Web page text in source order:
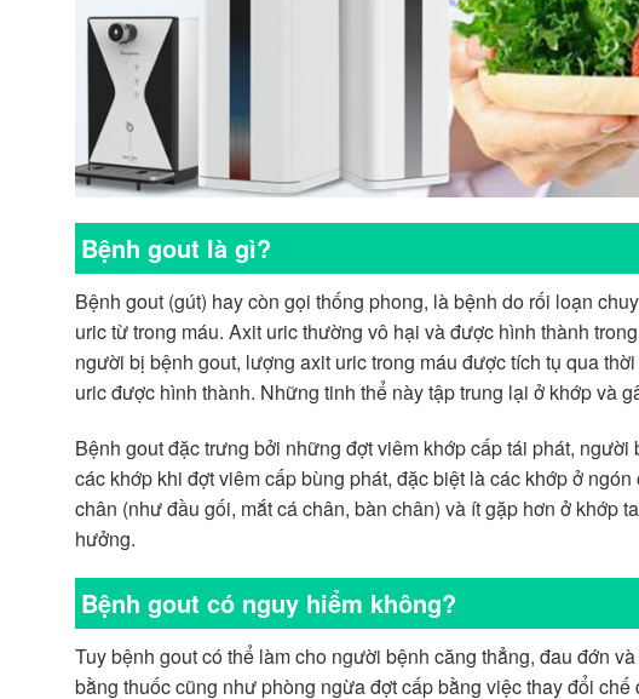
Bệnh gout là gì?
Bệnh gout (gút) hay còn gọi thống phong, là bệnh do rối loạn
uric từ trong máu. Axit uric thường vô hại và được hình thành
người bị bệnh gout, lượng axit uric trong máu được tích tụ qua
uric được hình thành. Những tinh thể này tập trung lại ở khớp và
Bệnh gout đặc trưng bởi những đợt viêm khớp cấp tái phát,
các khớp khi đợt viêm cấp bùng phát, đặc biệt là các khớp ở
chân (như đầu gối, mắt cá chân, bàn chân) và ít gặp hơn ở khớp
hưởng.
Bệnh gout có nguy hiểm không?
Tuy bệnh gout có thể làm cho người bệnh căng thẳng, đau đớn
bằng thuốc cũng như phòng ngừa đợt cấp bằng việc thay đổi chế